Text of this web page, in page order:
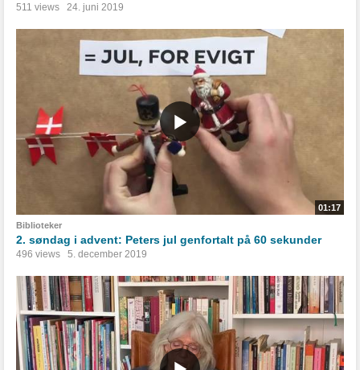
511 views 24. juni 2019
01:17
Biblioteker
2. søndag i advent: Peters jul genfortalt på 60 sekunder
496 views 5. december 2019